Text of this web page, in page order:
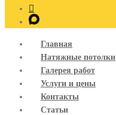
Главная
Натяжные потолки
Галерея работ
Услуги и цены
Контакты
Статьи